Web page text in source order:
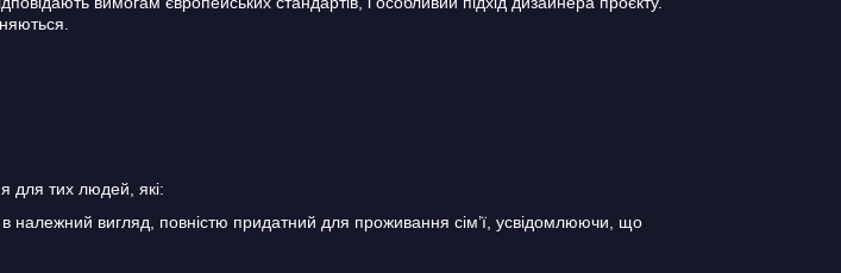
для тих людей, які:
вигляд, повністю придатний для проживання сім’ї, усвідомлюючи, що